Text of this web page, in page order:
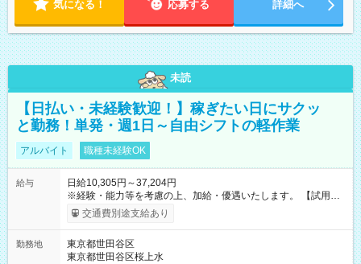
気になる！ 応募する 詳細へ
未読
【日払い・未経験歓迎！】稼ぎたい日にサクッ
と勤務！単発・週1日～自由シフトの軽作業
アルバイト 職種未経験OK
給与
日給10,305円～37,204円
※経験・能力等を考慮の上、加給・優遇いたします。 【試用期
間】試用期間なし
交通費別途支給あり
勤務地
東京都世田谷区
東京都世田谷区桜上水